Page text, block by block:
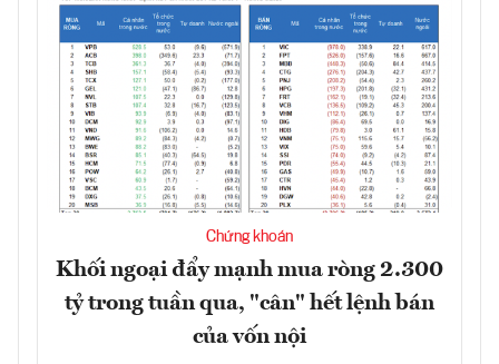
Chứng khoán
Khối ngoại đẩy mạnh mua ròng 2.300
tỷ trong tuần qua, "cân" hết lệnh bán
của vốn nội